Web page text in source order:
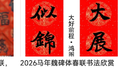
2026马年魏碑体春联书法欣赏